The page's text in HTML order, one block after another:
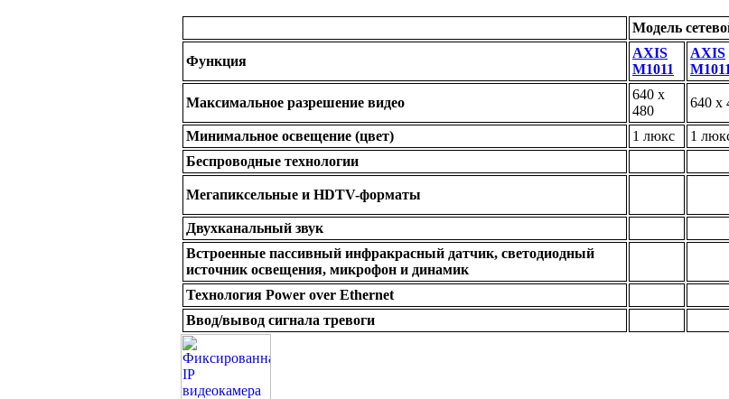
Модель
Функция
AXIS
M1011
AXIS
Максимальное разрешение видео
640 x
480
640 x
Минимальное освещение (цвет) 1 люкс 1
Беспроводные технологии
Мегапиксельные и HDTV-форматы
Двухканальный звук
Встроенные пассивный инфракрасный датчик, светодиодный
источник освещения, микрофон и динамик
Технология Power over Ethernet
Ввод/вывод сигнала тревоги